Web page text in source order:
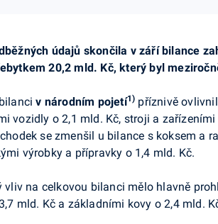
údajů skončila v září bilance
20,2 mld. Kč, který byl
v národním pojetí1) příznivě
vozidly o 2,1 mld. Kč, stroji a
se zmenšil u bilance s koksem a
výrobky a přípravky o 1,4 mld. Kč.
vliv na celkovou bilanci mělo hlavně
mld. Kč a základními kovy o 2,4 mld.